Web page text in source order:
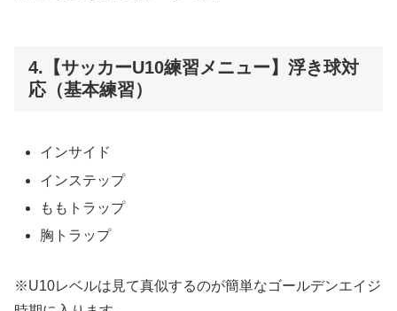
4.【サッカーU10練習メニュー】浮き球対
応（基本練習）
インサイド
インステップ
ももトラップ
胸トラップ
※U10レベルは見て真似するのが簡単なゴールデンエイジ